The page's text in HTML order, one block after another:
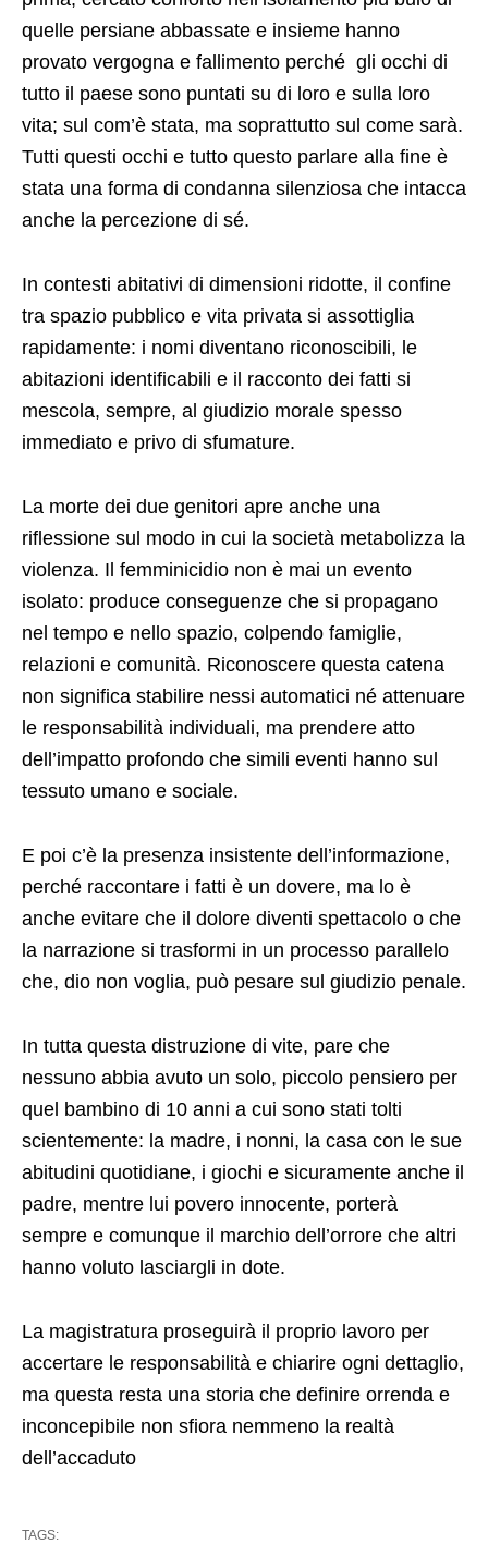
tutto il paese sono puntati su di loro e sulla loro
vita; sul com’è stata, ma soprattutto sul come sarà.
Tutti questi occhi e tutto questo parlare alla fine è
stata una forma di condanna silenziosa che intacca
anche la percezione di sé.
In contesti abitativi di dimensioni ridotte, il confine
tra spazio pubblico e vita privata si assottiglia
abitazioni identificabili e il racconto dei fatti si
mescola, sempre, al giudizio morale spesso
immediato e privo di sfumature.
La morte dei due genitori apre anche una
riflessione sul modo in cui la società metabolizza la
isolato: produce conseguenze che si propagano
nel tempo e nello spazio, colpendo famiglie,
relazioni e comunità. Riconoscere questa catena
non significa stabilire nessi automatici né attenuare
le responsabilità individuali, ma prendere atto
dell’impatto profondo che simili eventi hanno sul
tessuto umano e sociale.
E poi c’è la presenza insistente dell’informazione,
perché raccontare i fatti è un dovere, ma lo è
la narrazione si trasformi in un processo parallelo
che, dio non voglia, può pesare sul giudizio penale.
In tutta questa distruzione di vite, pare che
nessuno abbia avuto un solo, piccolo pensiero per
scientemente: la madre, i nonni, la casa con le sue
abitudini quotidiane, i giochi e sicuramente anche il
padre, mentre lui povero innocente, porterà
sempre e comunque il marchio dell’orrore che altri
hanno voluto lasciargli in dote.
La magistratura proseguirà il proprio lavoro per
accertare le responsabilità e chiarire ogni dettaglio,
inconcepibile non sfiora nemmeno la realtà
dell’accaduto
TAGS: